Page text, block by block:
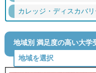
カレッジ・ディスカバ
地域別 満足度の高い大学